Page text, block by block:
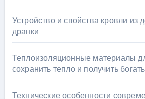
Устройство и свойства кровли из
дранки
Теплоизоляционные материалы
сохранить тепло и получить
Технические особенности